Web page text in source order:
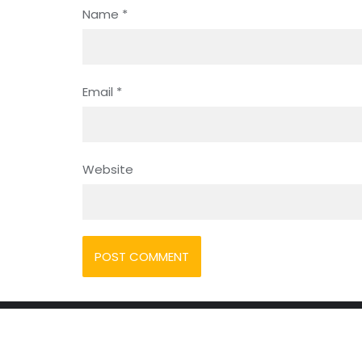
Name *
Email *
Website